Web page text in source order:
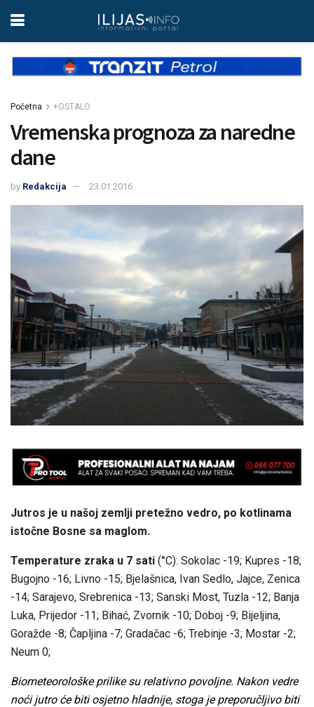
Početna +OSTALO
Vremenska prognoza za naredne
dane
by Redakcija 23.01.2016.
Jutros je u našoj zemlji pretežno vedro, po kotlinama
istočne Bosne sa maglom.
Temperature zraka u 7 sati (°C): Sokolac -19; Kupres -18;
Bugojno -16; Livno -15; Bjelašnica, Ivan Sedlo, Jajce, Zenica
-14; Sarajevo, Srebrenica -13; Sanski Most, Tuzla -12; Banja
Luka, Prijedor -11; Bihać, Zvornik -10; Doboj -9; Bijeljina,
Goražde -8; Čapljina -7; Gradačac -6; Trebinje -3; Mostar -2;
Neum 0;
Biometeorološke prilike su relativno povoljne. Nakon vedre
noći jutro će biti osjetno hladnije, stoga je preporučljivo biti